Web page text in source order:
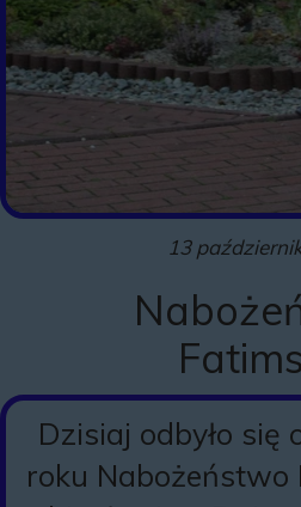
13
Dzisiaj odbyło się
roku Nabożeństwo